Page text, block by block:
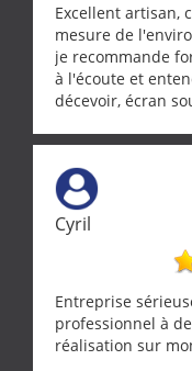
Excellent artisan,
mesure de
je recommande
à l'écoute et
décevoir, écran
récupérateur
œuvre sans
Cyril
Entreprise
professionnel à
réalisation sur